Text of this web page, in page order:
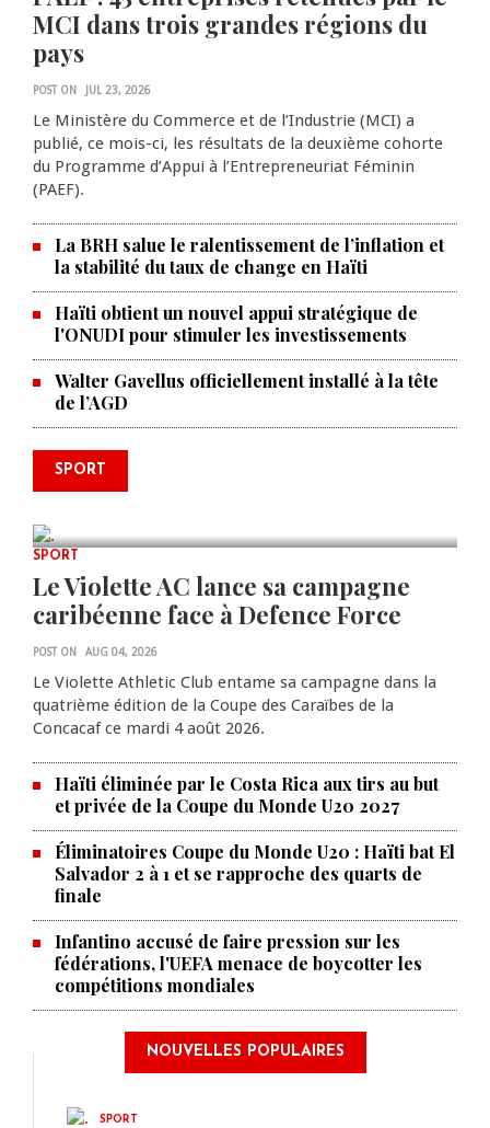
MCI dans trois grandes régions du
pays
POST ON JUL 23, 2026
Le Ministère du Commerce et de l’Industrie (MCI) a
publié, ce mois-ci, les résultats de la deuxième cohorte
du Programme d’Appui à l’Entrepreneuriat Féminin
(PAEF).
La BRH salue le ralentissement de l’inflation et
la stabilité du taux de change en Haïti
Haïti obtient un nouvel appui stratégique de
l'ONUDI pour stimuler les investissements
Walter Gavellus officiellement installé à la tête
de l’AGD
SPORT
0 COMMENTS
Le père de la légende argentine
Lionel Messi est décédé à 68 ans
SPORT
Le Violette AC lance sa campagne
caribéenne face à Defence Force
POST ON AUG 04, 2026
Le Violette Athletic Club entame sa campagne dans la
quatrième édition de la Coupe des Caraïbes de la
Concacaf ce mardi 4 août 2026.
Haïti éliminée par le Costa Rica aux tirs au but
et privée de la Coupe du Monde U20 2027
Éliminatoires Coupe du Monde U20 : Haïti bat El
Salvador 2 à 1 et se rapproche des quarts de
finale
Infantino accusé de faire pression sur les
fédérations, l'UEFA menace de boycotter les
compétitions mondiales
NOUVELLES POPULAIRES
SPORT